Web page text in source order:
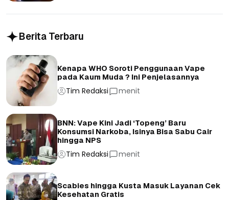
Berita Terbaru
Kenapa WHO Soroti Penggunaan Vape
pada Kaum Muda ? Ini Penjelasannya
Tim Redaksi menit
BNN: Vape Kini Jadi ‘Topeng’ Baru
Konsumsi Narkoba, Isinya Bisa Sabu Cair
hingga NPS
Tim Redaksi menit
Scabies hingga Kusta Masuk Layanan Cek
Kesehatan Gratis